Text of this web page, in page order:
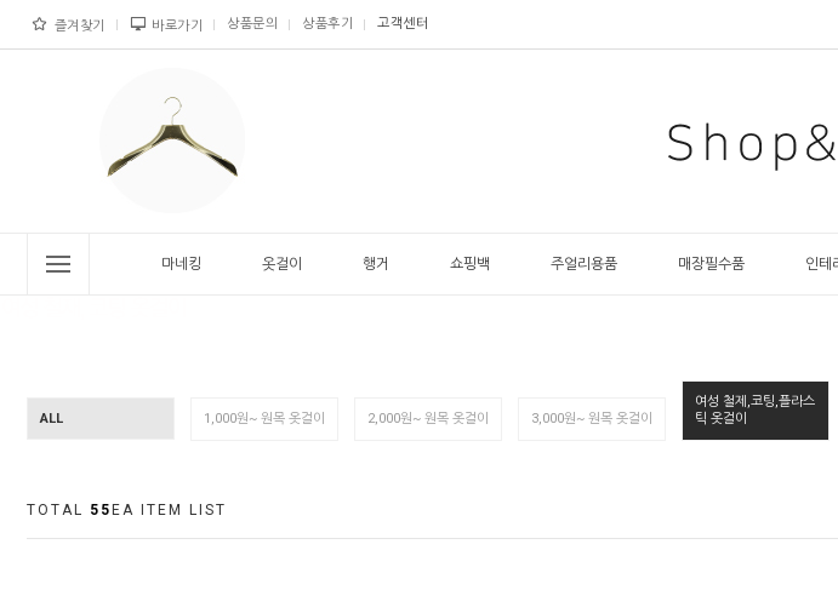
즐겨찾기 바로가기 상품문의 상품후기 고객센터
마네킹 옷걸이 행거 쇼핑백 주얼리용품 매장필수품 인테
ALL 1,000원~ 원목 옷걸이 2,000원~ 원목 옷걸이 3,000원~ 원목 옷걸이
여성 철제,코팅,플라스
틱 옷걸이
TOTAL 55 EA ITEM LIST